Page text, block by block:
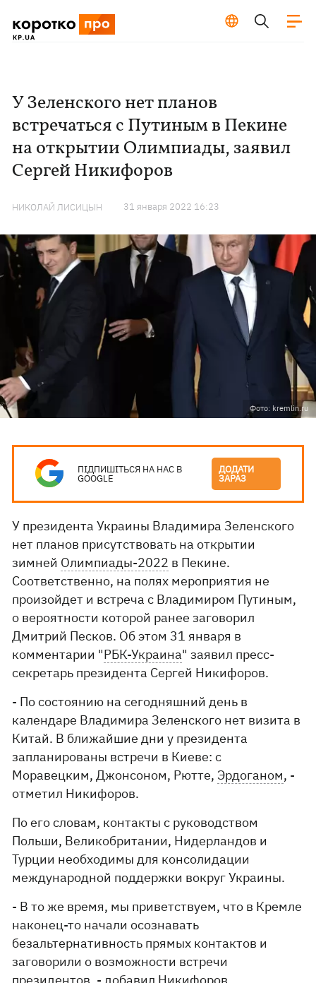
У Зеленского нет планов
встречаться с Путиным в Пекине
на открытии Олимпиады, заявил
Сергей Никифоров
НИКОЛАЙ ЛИСИЦЫН 31 января 2022 16:23
Фото: kremlin.ru
ПІДПИШІТЬСЯ НА НАС В
GOOGLE
ДОДАТИ
ЗАРАЗ
У президента Украины Владимира Зеленского
нет планов присутствовать на открытии
зимней Олимпиады-2022 в Пекине.
Соответственно, на полях мероприятия не
произойдет и встреча с Владимиром Путиным,
о вероятности которой ранее заговорил
Дмитрий Песков. Об этом 31 января в
комментарии "РБК-Украина" заявил пресс-
секретарь президента Сергей Никифоров.
- По состоянию на сегодняшний день в
календаре Владимира Зеленского нет визита в
Китай. В ближайшие дни у президента
запланированы встречи в Киеве: с
Моравецким, Джонсоном, Рютте,Эрдоганом, -
отметил Никифоров.
По его словам, контакты с руководством
Польши, Великобритании, Нидерландов и
Турции необходимы для консолидации
международной поддержки вокруг Украины.
- В то же время, мы приветствуем, что в Кремле
наконец-то начали осознавать
безальтернативность прямых контактов и
заговорили о возможности встречи